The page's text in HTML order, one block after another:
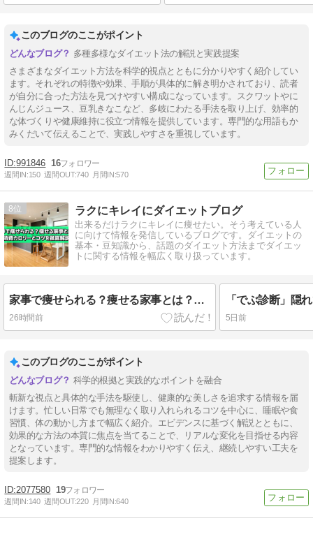
このブログのここがポイント
多種多様なダイエット法の解説と実践提案
さまざまなダイエット方法を科学的視点とともに分かりやすく紹介してい
ます。それぞれの特徴や効果、手順が具体的に解き明かされており、読者
が自分に合った方法を見つけやすい構成になっています。スクワットやに
んじんジュース、豆乳きなこなど、多岐にわたる手法を取り上げ、効率的
な体づくりや健康維持に役立つ情報を提供しています。専門的な用語もか
みくだいて伝えることで、実践しやすさを重視しています。
991846 16
週間IN:150 週間OUT:740 月間IN:570
8 ラクにキレイにダイエットブログ
出来るだけラクにキレイに痩せたい。そう考えている人
に向けて情報を発信しているブログです。ダイエットの
基本・豆知識から、話題のダイエット方法までダイエッ
トに関する情報を幅広く取り扱っています。
家事で痩せられる？痩せる家事とは？消費カロリーとコツを徹底解説
26時間前 5日前
このブログのここがポイント
科学的根拠と実践的なポイントを融合
斬新な視点と具体的な手法を駆使し、健康的な美しさを追求する情報を届
けます。忙しい日常でも無理なく取り入れられるコツを中心に、睡眠や食
習慣、体の動かし方まで幅広く紹介。エビデンスに基づく解説とともに、
効果的な方法の本質に焦点を当てることで、リアルな変化を目指せる内容
となっています。専門的な情報をわかりやすく伝え、継続しやすい工夫を
提案します。
2077580 19
週間IN:140 週間OUT:220 月間IN:640